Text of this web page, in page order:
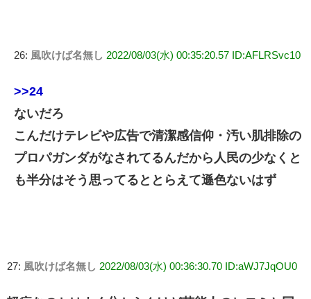
26: 風吹けば名無し 2022/08/03(水) 00:35:20.57 ID:AFLRSvc10
>>24
ないだろ
こんだけテレビや広告で清潔感信仰・汚い肌排除の
プロパガンダがなされてるんだから人民の少なくと
も半分はそう思ってるととらえて遜色ないはず
27: 風吹けば名無し 2022/08/03(水) 00:36:30.70 ID:aWJ7JqOU0